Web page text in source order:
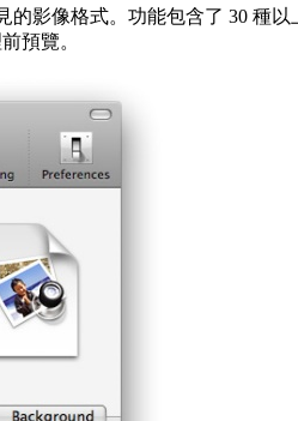
的影像格式。功能包含了 30 種
預覽。